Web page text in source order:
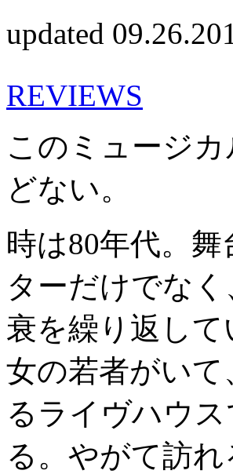
updated
REVIEWS
このミュージ
どない。
時は80年代。
ターだけでな
衰を繰り返し
女の若者がい
るライヴハウ
る。やがて訪